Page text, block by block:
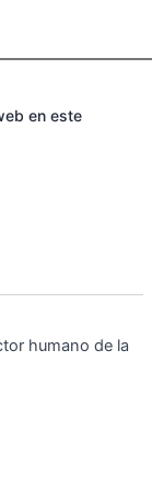
en este
humano de la